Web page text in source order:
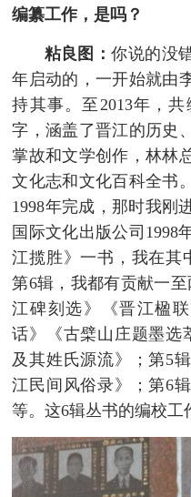
编纂工作，是吗？
粘良图：你说的没
年启动的，一开始就由
持其事。至2013年，
字，涵盖了晋江的历史
掌故和文学创作，林林
文化志和文化百科全书
1998年完成，那时我刚
国际文化出版公司1998
江揽胜》一书，我在其
第6辑，我都有贡献一
江碑刻选》《晋江楹
话》《古檗山庄题墨选
及其姓氏源流》；第5
江民间风俗录》；第6
等。这6辑丛书的编校工